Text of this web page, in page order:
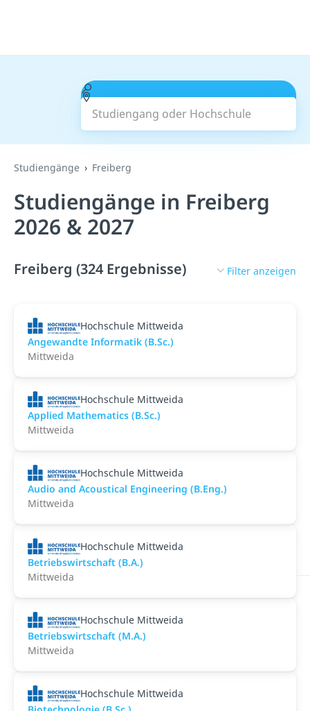
Studiengang oder Hochschule
Suchen
Studiengänge Freiberg
Studiengänge in Freiberg
2026 & 2027
Freiberg (324 Ergebnisse) Filter anzeigen
Hochschule Mittweida
Angewandte Informatik (B.Sc.)
Mittweida
Hochschule Mittweida
Applied Mathematics (B.Sc.)
Mittweida
Hochschule Mittweida
Audio and Acoustical Engineering (B.Eng.)
Mittweida
Hochschule Mittweida
Betriebswirtschaft (B.A.)
Mittweida
Hochschule Mittweida
Betriebswirtschaft (M.A.)
Mittweida
Hochschule Mittweida